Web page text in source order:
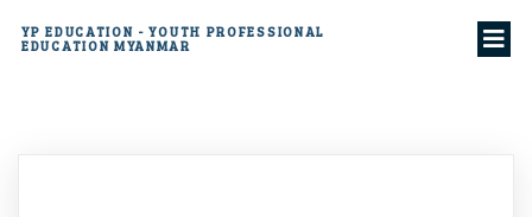
YP EDUCATION - YOUTH PROFESSIONAL
EDUCATION MYANMAR